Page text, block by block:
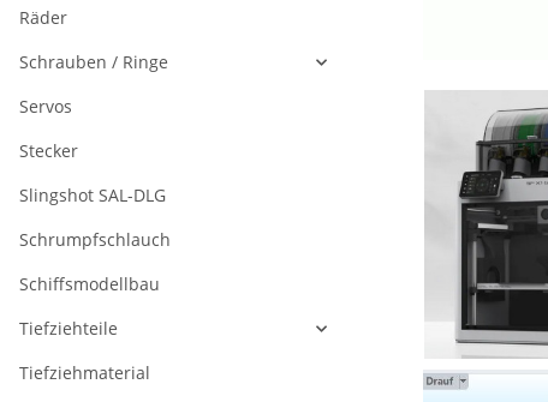
Räder
Schrauben / Ringe
Servos
Stecker
Slingshot SAL-DLG
Schrumpfschlauch
Schiffsmodellbau
Tiefziehteile
Tiefziehmaterial